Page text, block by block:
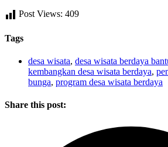
Post Views: 409
Tags
desa wisata, desa wisata berdaya
kembangkan desa wisata berdaya,
bunga, program desa wisata berdaya
Share this post: